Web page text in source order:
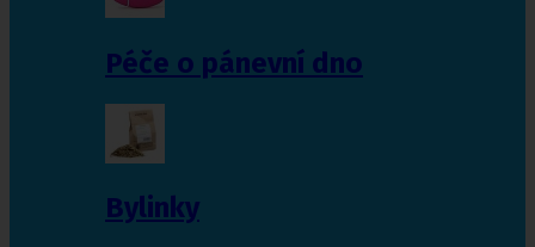
Péče o pánevní dno
Bylinky